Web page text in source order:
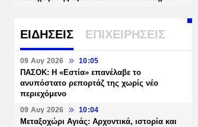
ΕΙΔΗΣΕΙΣ ΕΠΙΧΕΙΡΗΣΕΙΣ
09 Αυγ 2026 10:05
ΠΑΣΟΚ: Η «Εστία» επανέλαβε το
ανυπόστατο ρεπορτάζ της χωρίς νέο
περιεχόμενο
09 Αυγ 2026 10:04
Μεταξοχώρι Αγιάς: Αρχοντικά, ιστορία και